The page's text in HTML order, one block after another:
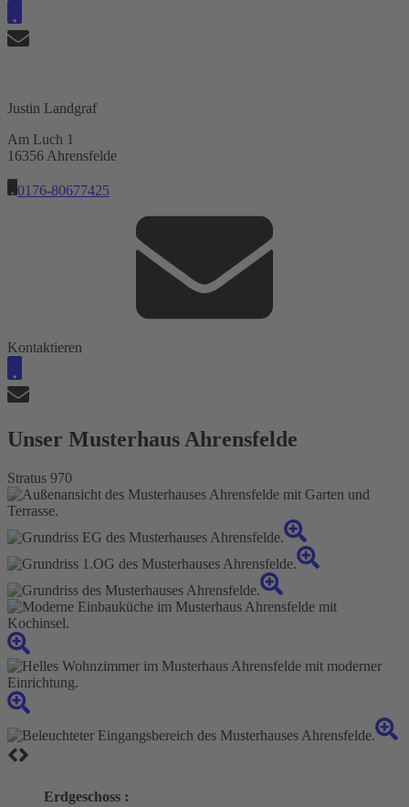
Justin Landgraf
Am Luch 1
16356 Ahrensfelde
0176-80677425
Kontaktieren
Unser Musterhaus Ahrensfelde
Stratus 970
Erdgeschoss :